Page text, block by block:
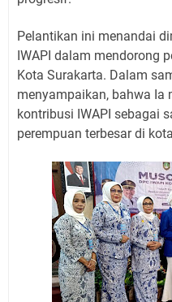
Pelantikan ini menandai
IWAPI dalam mendorong
Kota Surakarta. Dalam
menyampaikan, bahwa Ia
kontribusi IWAPI sebagai
perempuan terbesar di